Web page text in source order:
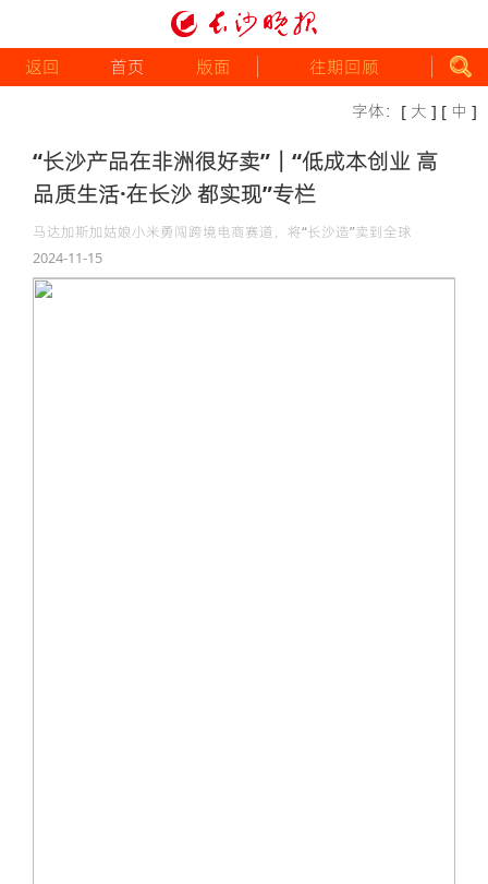
返回 首页 版面 往期回顾
字体： [ 大 ] [ 中 ]
“长沙产品在非洲很好卖”｜“低成本创业 高
品质生活·在长沙 都实现”专栏
马达加斯加姑娘小米勇闯跨境电商赛道，将“长沙造”卖到全球
2024-11-15